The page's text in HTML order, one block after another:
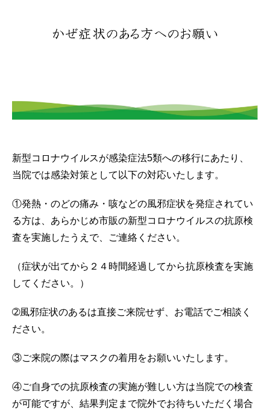
新型コロナウイルスが感染症法5類への移行にあたり、
当院では感染対策として以下の対応いたします。
①発熱・のどの痛み・咳などの風邪症状を発症されてい
る方は、あらかじめ市販の新型コロナウイルスの抗原検
査を実施したうえで、ご連絡ください。
（症状が出てから２４時間経過してから抗原検査を実施
してください。）
➁風邪症状のあるは直接ご来院せず、お電話でご相談く
ださい。
③ご来院の際はマスクの着用をお願いいたします。
④ご自身での抗原検査の実施が難しい方は当院での検査
が可能ですが、結果判定まで院外でお待ちいただく場合